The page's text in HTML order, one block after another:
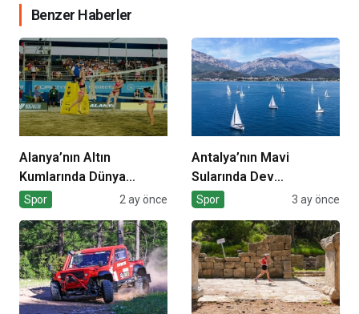
Benzer Haberler
Alanya’nın Altın
Kumlarında Dünya
Sahnesi
Spor 2 ay önce
Antalya’nın Mavi
Sularında Dev
Organizasyon
Spor 3 ay önce